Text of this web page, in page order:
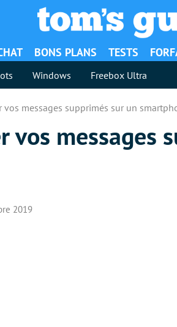
BONS PLANS TESTS
Windows Freebox Ultra
vos messages supprimés sur un
vos messages
2019